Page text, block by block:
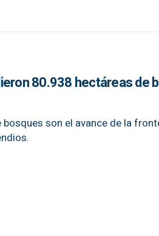
80.938 hectáreas de
son el avance de la